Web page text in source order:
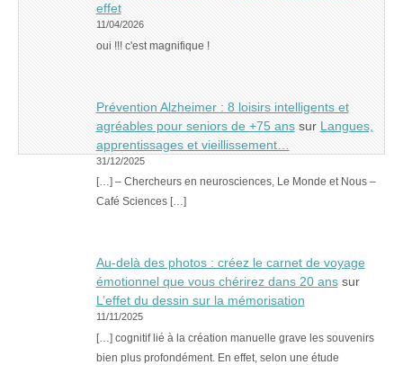
effet
11/04/2026
oui !!! c'est magnifique !
Prévention Alzheimer : 8 loisirs intelligents et
agréables pour seniors de +75 anssur Langues,
apprentissages et vieillissement…
31/12/2025
[…] – Chercheurs en neurosciences, Le Monde et Nous –
Café Sciences […]
Au-delà des photos : créez le carnet de voyage
émotionnel que vous chérirez dans 20 anssur
L’effet du dessin sur la mémorisation
11/11/2025
[…] cognitif lié à la création manuelle grave les souvenirs
bien plus profondément. En effet, selon une étude